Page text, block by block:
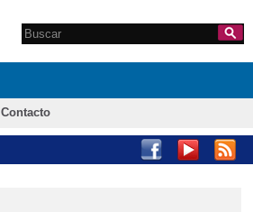
Formulario de
Search this site
MAYO
Contacto